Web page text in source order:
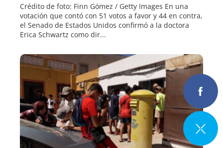
Crédito de foto: Finn Gómez / Getty Images En una
votación que contó con 51 votos a favor y 44 en contra,
el Senado de Estados Unidos confirmó a la doctora
Erica Schwartz como dir...